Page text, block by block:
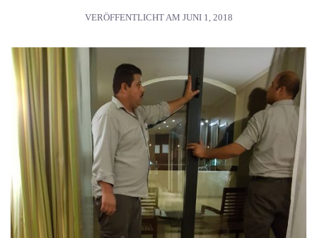
VERÖFFENTLICHT AM JUNI 1, 2018